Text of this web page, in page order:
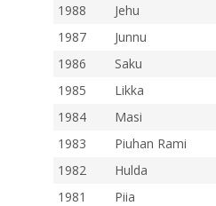
1988
Jehu
1987
Junnu
1986
Saku
1985
Likka
1984
Masi
1983
Piuhan Rami
1982
Hulda
1981
Piia